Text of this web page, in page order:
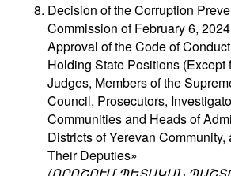
Decision of the Corruption
Commission of February 6,
Approval of the Code of
Holding State Positions (Except
Judges, Members of the
Council, Prosecutors,
Communities and Heads of
Districts of Yerevan Community,
Their Deputies»